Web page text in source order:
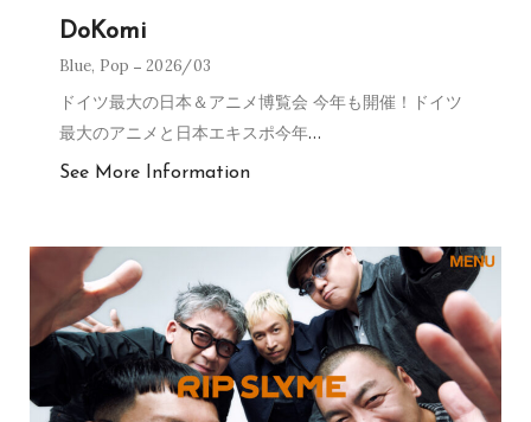
DoKomi
Blue, Pop 2026/03
ドイツ最大の日本＆アニメ博覧会 今年も開催！ドイツ
最大のアニメと日本エキスポ今年…
See More Information